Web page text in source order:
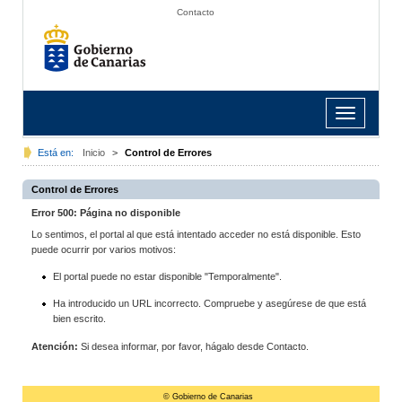
Contacto
Toggle
navigation
Está en: Inicio > Control de Errores
Control de Errores
Error 500: Página no disponible
Lo sentimos, el portal al que está intentado acceder no está disponible. Esto
puede ocurrir por varios motivos:
El portal puede no estar disponible "Temporalmente".
Ha introducido un URL incorrecto. Compruebe y asegúrese de que está
bien escrito.
Atención: Si desea informar, por favor, hágalo desde Contacto.
© Gobierno de Canarias